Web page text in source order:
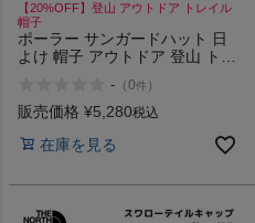
【20%OFF】登山 アウトドア トレイル
帽子
ポーラー サンガードハット 日
よけ 帽子 アウトドア 登山 トレ
DRAW+SUNGUARD BRIM HAT
- （0件 ）
販売価格 ¥5,280税込
在庫を見る